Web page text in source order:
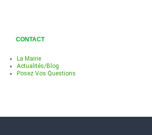
CONTACT
La Mairie
Actualités/Blog
Posez Vos Questions